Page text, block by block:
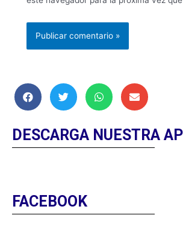
DESCARGA NUESTRA
FACEBOOK